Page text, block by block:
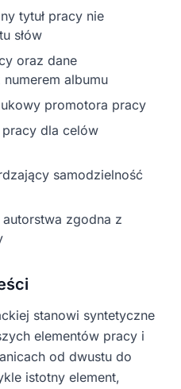
tytuł pracy nie
słów
oraz dane
albumu
promotora pracy
dla celów
samodzielność
zgodna z
stanowi syntetyczne
elementów pracy i
od dwustu do
istotny element,